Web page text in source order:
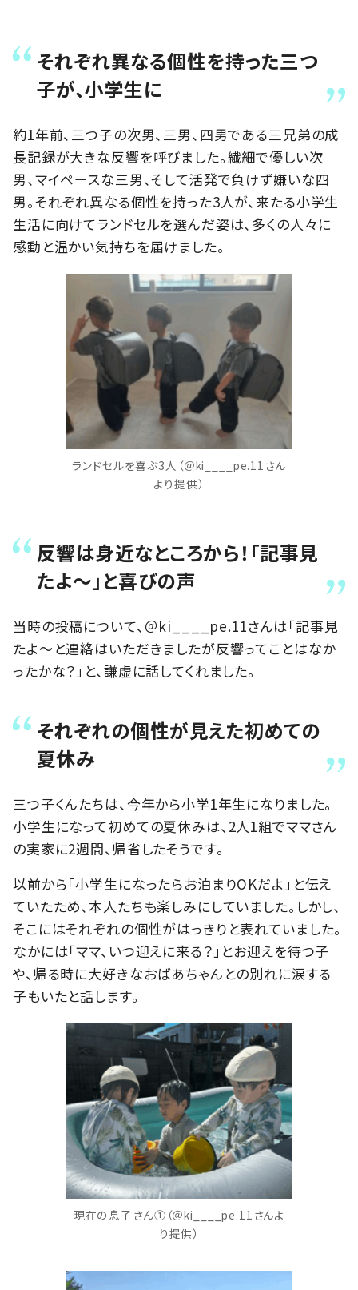
それぞれ異なる個性を持った三つ
子が、小学生に
約1年前、三つ子の次男、三男、四男である三兄弟の成
長記録が大きな反響を呼びました。繊細で優しい次
男、マイペースな三男、そして活発で負けず嫌いな四
男。それぞれ異なる個性を持った3人が、来たる小学生
生活に向けてランドセルを選んだ姿は、多くの人々に
感動と温かい気持ちを届けました。
ランドセルを喜ぶ3人（＠ki____pe.11さん
より提供）
反響は身近なところから！「記事見
たよ〜」と喜びの声
当時の投稿について、＠ki____pe.11さんは「記事見
たよ〜と連絡はいただきましたが反響ってことはなか
ったかな？」と、謙虚に話してくれました。
それぞれの個性が見えた初めての
夏休み
三つ子くんたちは、今年から小学1年生になりました。
小学生になって初めての夏休みは、2人1組でママさん
の実家に2週間、帰省したそうです。
以前から「小学生になったらお泊まりOKだよ」と伝え
ていたため、本人たちも楽しみにしていました。しかし、
そこにはそれぞれの個性がはっきりと表れていました。
なかには「ママ、いつ迎えに来る？」とお迎えを待つ子
や、帰る時に大好きなおばあちゃんとの別れに涙する
子もいたと話します。
現在の息子さん➀（＠ki____pe.11さんよ
り提供）